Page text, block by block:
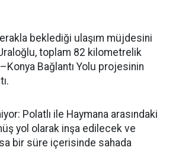
beklediği ulaşım müjdesini
toplam 82 kilometrelik
Bağlantı Yolu projesinin
Polatlı ile Haymana arasındaki
yol olarak inşa edilecek ve
bir süre içerisinde sahada